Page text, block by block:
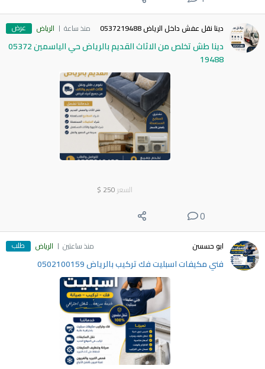
دينا نقل عفش داخل الرياض 0537219488 منذ ساعة الرياض عرض
دينا طش تخلص من الاثاث القديم بالرياض حي الياسمين 05372
19488
السعر 250
$
0
ابو حسسن منذ ساعتين الرياض طلب
فني مكيفات اسبليت فك تركيب بالرياض 0502100159